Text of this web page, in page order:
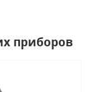
приборов